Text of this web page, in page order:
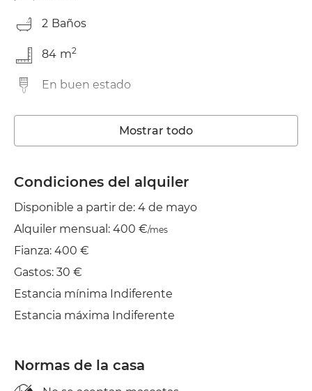
2 Baños
84 m2
En buen estado
Trastero
Lavadora
Ascensor
Piscina Comunitaria
TV
Tendedero
Mostrar todo
Condiciones del alquiler
Disponible a partir de: 4 de mayo
Alquiler mensual: 400 €/mes
Fianza: 400 €
Gastos: 30 €
Estancia mínima Indiferente
Estancia máxima Indiferente
Normas de la casa